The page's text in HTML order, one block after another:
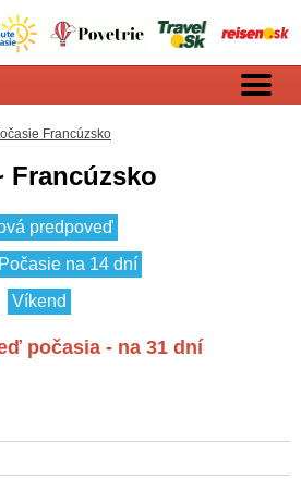
Francúzsko
Francúzsko
predpoveď
Počasie na 14 dní
Víkend
počasia - na 31 dní